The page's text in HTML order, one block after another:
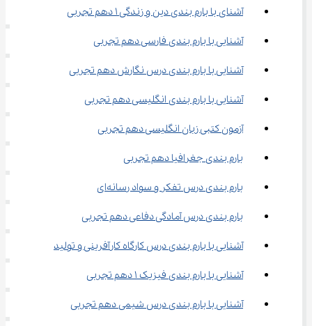
آشنای با بارم بندی دین و زندگی ۱ دهم تجربی
آشنایی با بارم بندی فارسی دهم تجربی
آشنایی با بارم ‌بندی درس نگارش دهم تجربی
آشنایی با بارم بندی انگلیسی دهم تجربی
آزمون کتبی زبان انگلیسی دهم تجربی
بارم بندی جغرافیا دهم تجربی
بارم بندی درس تفکر و سواد رسانه‌ای
بارم بندی درس آمادگی دفاعی دهم تجربی
آشنایی با بارم بندی درس کارگاه کارآفرینی و تولید
آشنایی با بارم بندی فیزیک ۱ دهم تجربی
آشنایی با بارم بندی درس شیمی دهم تجربی